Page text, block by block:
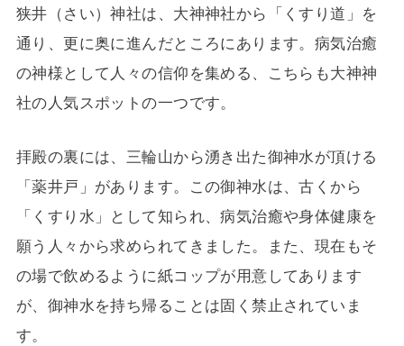
狭井（さい）神社は、大神神社から「くすり道」を
通り、更に奥に進んだところにあります。病気治癒
の神様として人々の信仰を集める、こちらも大神神
社の人気スポットの一つです。
拝殿の裏には、三輪山から湧き出た御神水が頂ける
「薬井戸」があります。この御神水は、古くから
「くすり水」として知られ、病気治癒や身体健康を
願う人々から求められてきました。また、現在もそ
の場で飲めるように紙コップが用意してあります
が、御神水を持ち帰ることは固く禁止されていま
す。